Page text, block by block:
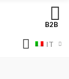
B2B
IT